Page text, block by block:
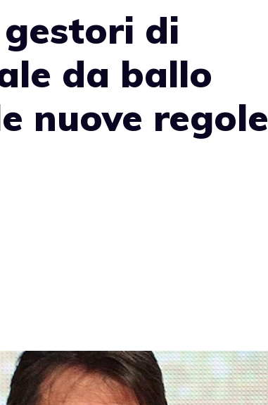
di
da ballo
nuove regole